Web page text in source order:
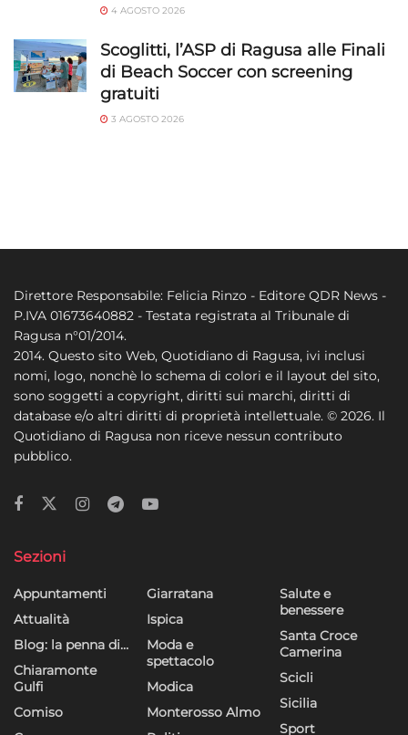
4 AGOSTO 2026
Scoglitti, l’ASP di Ragusa alle Finali
di Beach Soccer con screening
gratuiti
3 AGOSTO 2026
Direttore Responsabile: Felicia Rinzo - Editore QDR News -
P.IVA 01673640882 - Testata registrata al Tribunale di
Ragusa n°01/2014.
2014. Questo sito Web, Quotidiano di Ragusa, ivi inclusi
nomi, logo, nonchè lo schema di colori e il layout del sito,
sono soggetti a copyright, diritti sui marchi, diritti di
database e/o altri diritti di proprietà intellettuale. © 2026. Il
Quotidiano di Ragusa non riceve nessun contributo
pubblico.
Sezioni
Appuntamenti
Attualità
Blog: la penna di…
Chiaramonte
Gulfi
Comiso
Giarratana
Ispica
Moda e
spettacolo
Modica
Monterosso Almo
Salute e
benessere
Santa Croce
Camerina
Scicli
Sicilia
Sport